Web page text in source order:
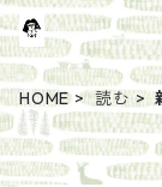
HOME 読む